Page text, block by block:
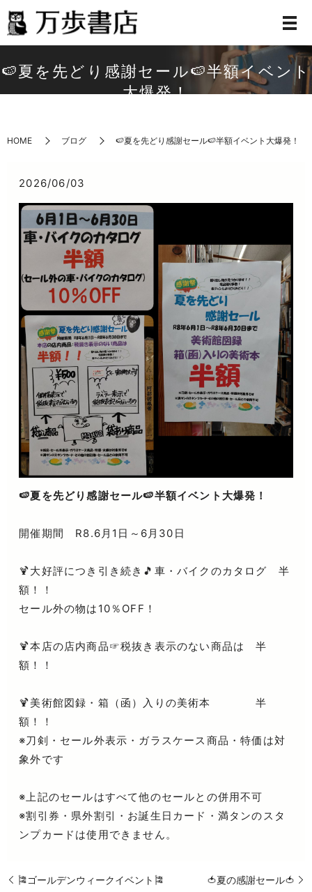
🍉夏を先どり感謝セール🍉半額イベント
大爆発！
HOME ブログ 🍉夏を先どり感謝セール🍉半額イベント大爆発！
2026/06/03
🍉夏を先どり感謝セール🍉半額イベント大爆発！
開催期間 R8.6月1日～6月30日
🍹大好評につき引き続き🎵車・バイクのカタログ 半
額！！
セール外の物は10％OFF！
🍹本店の店内商品☞税抜き表示のない商品は 半
額！！
🍹美術館図録・箱（函）入りの美術本 半
額！！
※刀剣・セール外表示・ガラスケース商品・特価は対
象外です
※上記のセールはすべて他のセールとの併用不可
※割引券・県外割引・お誕生日カード・満タンのスタ
ンプカードは使用できません。
🎏ゴールデンウィークイベント🎏 🍅夏の感謝セール🍅